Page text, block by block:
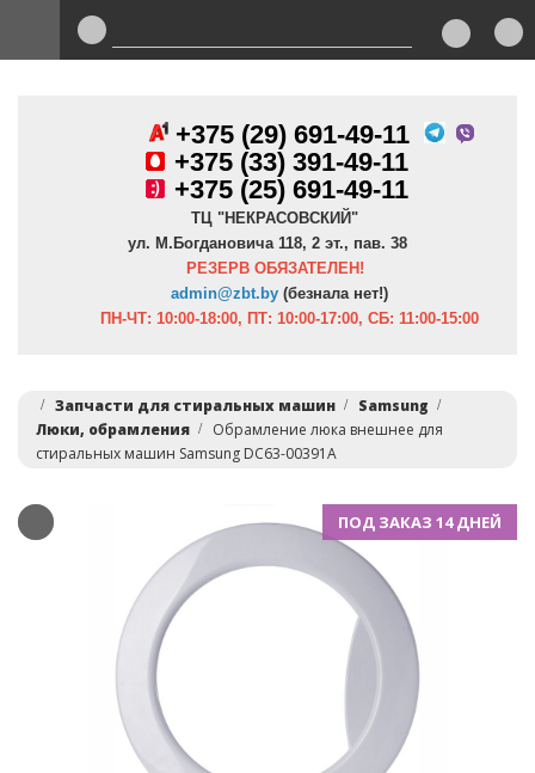
+375 (29) 691-49-11
+375 (33) 391-49-11
+375 (25) 691-49-11
ТЦ "НЕКРАСОВСКИЙ"
ул. М.Богдановича 118, 2 эт., пав. 38
РЕЗЕРВ ОБЯЗАТЕЛЕН!
admin@zbt.by (безнала нет!)
ПН-ЧТ: 10:00-18:00, ПТ: 10:00-17:00, СБ: 11:00-15:00
Запчасти для стиральных машин
Samsung
Люки, обрамления
Обрамление люка внешнее для
стиральных машин Samsung DC63-00391A
ПОД ЗАКАЗ 14 ДНЕЙ
Previous